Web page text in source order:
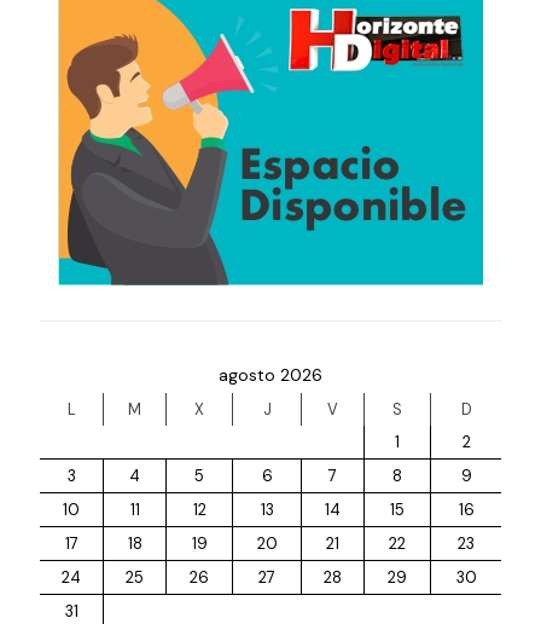
agosto 2026
L M X J V S
D
1
2
3
4 5 6 7 8
9
10
11 12 13 14 15
16
17
18 19 20 21 22
23
24
25 26 27 28 29
30
31